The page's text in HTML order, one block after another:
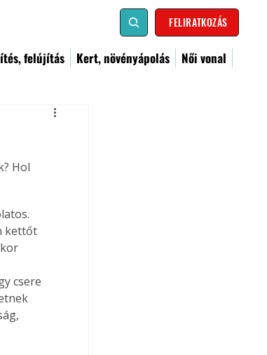
FELIRATKOZÁS
felújítás Kert, növényápolás
Női vonal
Hol
kettőt
csere